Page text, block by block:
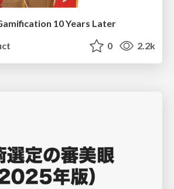
10 Years Later
0 2.2k